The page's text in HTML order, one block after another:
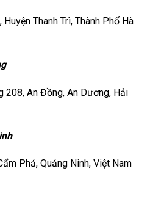
Thanh Trì, Thành Phố Hà
An Đồng, An Dương, Hải
Phả, Quảng Ninh, Việt Nam